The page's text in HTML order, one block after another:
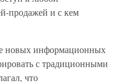
продажей и с кем
новых информационных
с традиционными
что